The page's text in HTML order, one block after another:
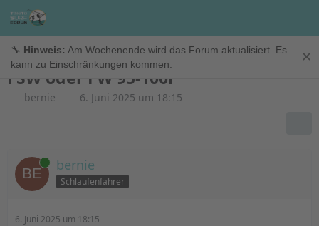
🔧 Hinweis: Am Wochenende wird das Forum aktualisiert. Es
kann zu Einschränkungen kommen.
✕
Suche
FSW oder FW 95-100l
bernie 6. Juni 2025 um 18:15
Online bernie
Schlaufenfahrer
6. Juni 2025 um 18:15